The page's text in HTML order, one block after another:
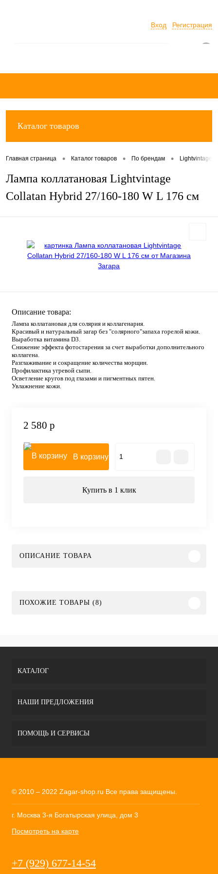
Вход Регистрация
Каталог товаров
Главная страница • Каталог товаров • По брендам • Lightvintage
Лампа коллатановая Lightvintage
Collatan Hybrid 27/160-180 W L 176 см
Описание товара:
Лампа коллатановая для солярия и коллагенария.
Красивый и натуральный загар без "солярного"запаха горелой кожи.
Выработка витамина D3.
Снижение эффекта фотостарения за счет выработки дополнительного
коллагена.
Разглаживание и сокращение количества морщин.
Профилактика угревой сыпи.
Осветление кругов под глазами и пигментных пятен.
Увлажнение кожи.
2 580 р
В корзину
Купить в 1 клик
ОПИСАНИЕ ТОВАРА
ПОХОЖИЕ ТОВАРЫ (8)
КАТАЛОГ
НАШИ ПРЕДЛОЖЕНИЯ
ПОМОЩЬ И СЕРВИСЫ
© 2010 – 2022 Zagar-shop.ru Все права защищены.
г. Москва 3-я Богатырская улица, дом 3
Посмотреть на карте
+7 (929) 677-14-54